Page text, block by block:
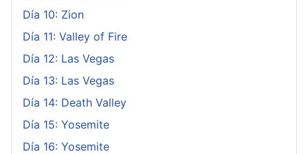
Día 10: Zion
Día 11: Valley of Fire
Día 12: Las Vegas
Día 13: Las Vegas
Día 14: Death Valley
Día 15: Yosemite
Día 16: Yosemite